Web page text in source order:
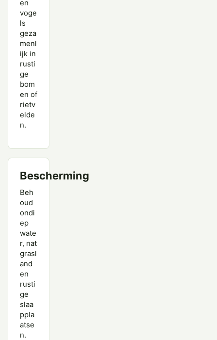
en
voge
ls
geza
menl
ijk in
rusti
ge
bom
en of
rietv
elde
n.
Bescherming
Beh
oud
ondi
ep
wate
r, nat
grasl
and
en
rusti
ge
slaa
ppla
atse
n.